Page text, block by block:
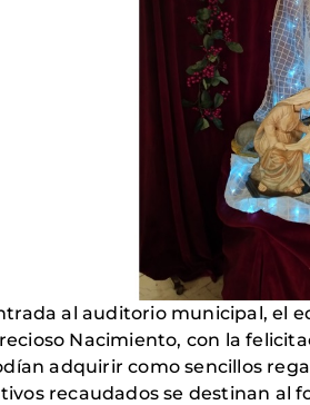
al auditorio municipal, el
Nacimiento, con la
adquirir como sencillos
recaudados se destinan al